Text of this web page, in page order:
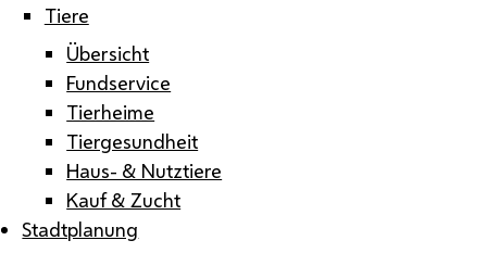
Tiere
Übersicht
Fundservice
Tierheime
Tiergesundheit
Haus- & Nutztiere
Kauf & Zucht
Stadtplanung